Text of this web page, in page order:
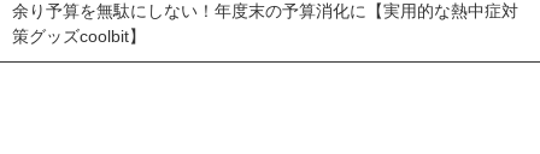
余り予算を無駄にしない！年度末の予算消化に【実用的な熱中症対
策グッズcoolbit】